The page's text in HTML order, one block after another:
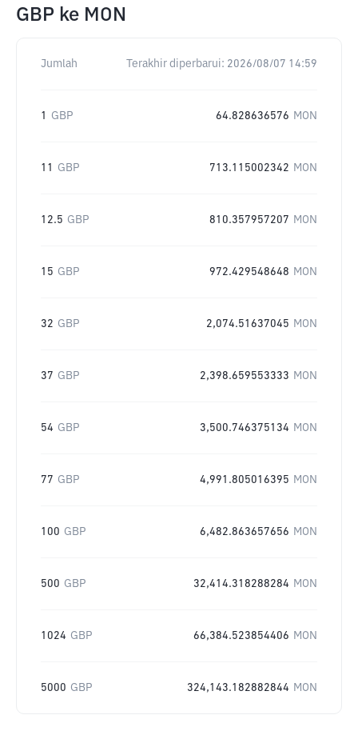
GBP ke MON
Jumlah Terakhir diperbarui: 2026/08/07 14:59
1 GBP 64.828636576 MON
11 GBP 713.115002342 MON
12.5 GBP 810.357957207 MON
15 GBP 972.429548648 MON
32 GBP 2,074.51637045 MON
37 GBP 2,398.659553333 MON
54 GBP 3,500.746375134 MON
77 GBP 4,991.805016395 MON
100 GBP 6,482.863657656 MON
500 GBP 32,414.318288284 MON
1024 GBP 66,384.523854406 MON
5000 GBP 324,143.182882844 MON